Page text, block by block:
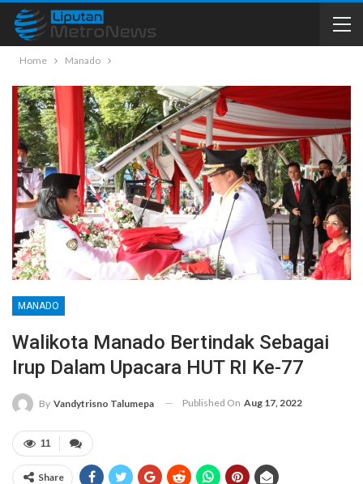
Home Manado
MANADO
Walikota Manado Bertindak Sebagai
Irup Dalam Upacara HUT RI Ke-77
By Vandytrisno Talumepa Published On Aug 17, 2022
11
Share